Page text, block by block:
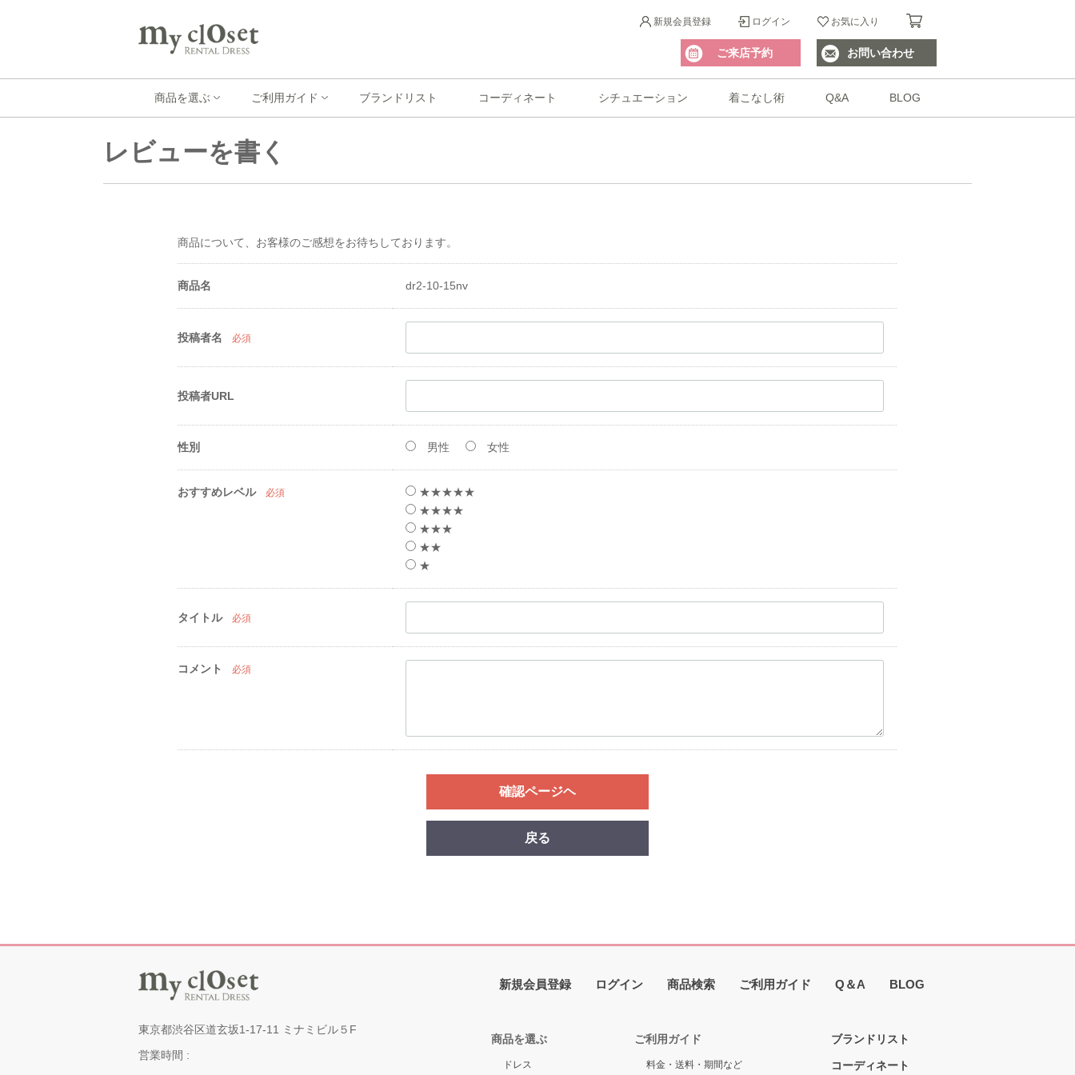
新規会員登録 ログイン お気に入り
ご来店予約 お問い合わせ
商品を選ぶ ご利用ガイド ブランドリスト コーディネート シチュエーション 着こなし術 Q&A BLOG
レビューを書く
商品について、お客様のご感想をお待ちしております。
商品名 dr2-10-15nv
投稿者名 必須
投稿者URL
性別 男性 女性
おすすめレベル 必須
★★★★★
★★★★
★★★
★★
★
タイトル 必須
コメント 必須
確認ページヘ
戻る
東京都渋谷区道玄坂1-17-11 ミナミビル５F
営業時間 :
新規会員登録 ログイン 商品検索 ご利用ガイド Q＆A BLOG
商品を選ぶ
ドレス
ご利用ガイド
料金・送料・期間など
ブランドリスト
コーディネート